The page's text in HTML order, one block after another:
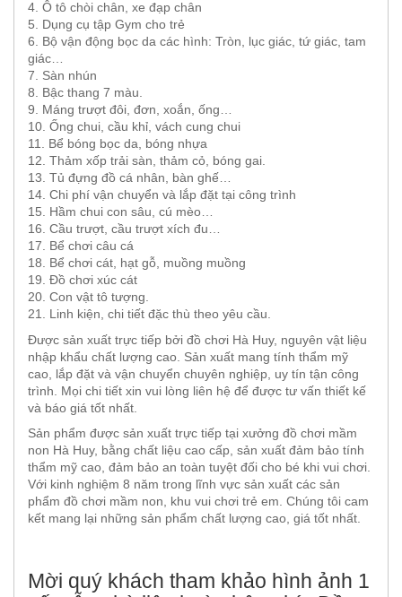
4. Ô tô chòi chân, xe đạp chân
5. Dụng cụ tập Gym cho trẻ
6. Bộ vận động bọc da các hình: Tròn, lục giác, tứ giác, tam
giác…
7. Sàn nhún
8. Bậc thang 7 màu.
9. Máng trượt đôi, đơn, xoắn, ống…
10. Ống chui, cầu khỉ, vách cung chui
11. Bể bóng bọc da, bóng nhựa
12. Thảm xốp trải sàn, thảm cỏ, bóng gai.
13. Tủ đựng đồ cá nhân, bàn ghế…
14. Chi phí vận chuyển và lắp đặt tại công trình
15. Hầm chui con sâu, cú mèo…
16. Cầu trượt, cầu trượt xích đu…
17. Bể chơi câu cá
18. Bể chơi cát, hạt gỗ, muồng muồng
19. Đồ chơi xúc cát
20. Con vật tô tượng.
21. Linh kiện, chi tiết đặc thù theo yêu cầu.
Được sản xuất trực tiếp bởi đồ chơi Hà Huy, nguyên vật liệu
nhập khẩu chất lượng cao. Sản xuất mang tính thẩm mỹ
cao, lắp đặt và vận chuyển chuyên nghiệp, uy tín tận công
trình. Mọi chi tiết xin vui lòng liên hệ để được tư vấn thiết kế
và báo giá tốt nhất.
Sản phẩm được sản xuất trực tiếp tại xưởng đồ chơi mầm
non Hà Huy, bằng chất liệu cao cấp, sản xuất đảm bảo tính
thẩm mỹ cao, đảm bảo an toàn tuyệt đối cho bé khi vui chơi.
Với kinh nghiệm 8 năm trong lĩnh vực sản xuất các sản
phẩm đồ chơi mầm non, khu vui chơi trẻ em. Chúng tôi cam
kết mang lại những sản phẩm chất lượng cao, giá tốt nhất.
Mời quý khách tham khảo hình ảnh 1